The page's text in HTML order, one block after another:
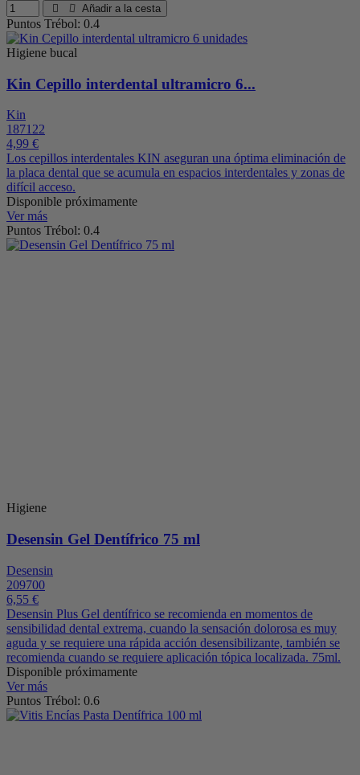
Añadir a la cesta
Puntos Trébol: 0.4
Higiene bucal
Kin Cepillo interdental ultramicro 6...
Kin
187122
4,99 €
Los cepillos interdentales KIN aseguran una óptima eliminación de
la placa dental que se acumula en espacios interdentales y zonas de
difícil acceso.
Disponible próximamente
Ver más
Puntos Trébol: 0.4
Higiene
Desensin Gel Dentífrico 75 ml
Desensin
209700
6,55 €
Desensin Plus Gel dentífrico se recomienda en momentos de
sensibilidad dental extrema, cuando la sensación dolorosa es muy
aguda y se requiere una rápida acción desensibilizante, también se
recomienda cuando se requiere aplicación tópica localizada. 75ml.
Disponible próximamente
Ver más
Puntos Trébol: 0.6